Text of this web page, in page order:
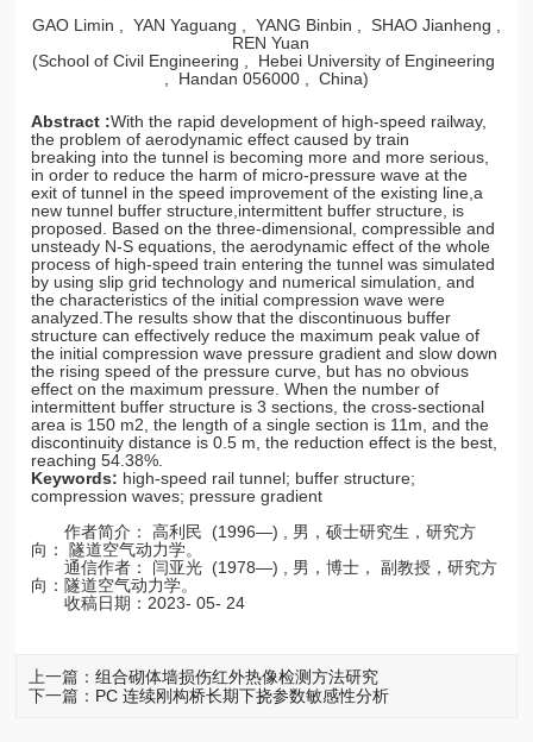
GAO Limin , YAN Yaguang , YANG Binbin , SHAO Jianheng ,
REN Yuan
(School of Civil Engineering , Hebei University of Engineering
, Handan 056000 , China)
Abstract :With the rapid development of high-speed railway,
the problem of aerodynamic effect caused by train
breaking into the tunnel is becoming more and more serious,
in order to reduce the harm of micro-pressure wave at the
exit of tunnel in the speed improvement of the existing line,a
new tunnel buffer structure,intermittent buffer structure, is
proposed. Based on the three-dimensional, compressible and
unsteady N-S equations, the aerodynamic effect of the whole
process of high-speed train entering the tunnel was simulated
by using slip grid technology and numerical simulation, and
the characteristics of the initial compression wave were
analyzed.The results show that the discontinuous buffer
structure can effectively reduce the maximum peak value of
the initial compression wave pressure gradient and slow down
the rising speed of the pressure curve, but has no obvious
effect on the maximum pressure. When the number of
intermittent buffer structure is 3 sections, the cross-sectional
area is 150 m2, the length of a single section is 11m, and the
discontinuity distance is 0.5 m, the reduction effect is the best,
reaching 54.38%.
Keywords: high-speed rail tunnel; buffer structure;
compression waves; pressure gradient
作者简介： 高利民 (1996—) , 男，硕士研究生，研究方
向： 隧道空气动力学。
通信作者： 闫亚光 (1978—) , 男，博士， 副教授，研究方
向：隧道空气动力学。
收稿日期：2023- 05- 24
上一篇：组合砌体墙损伤红外热像检测方法研究
下一篇： PC 连续刚构桥长期下挠参数敏感性分析